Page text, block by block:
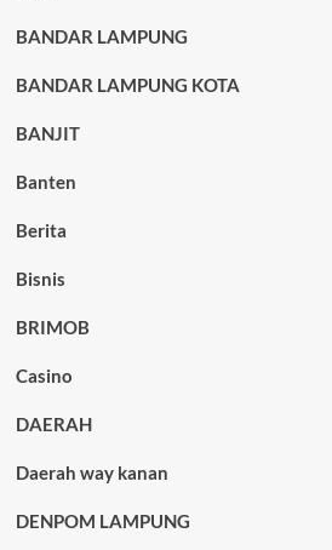
BANDAR LAMPUNG
BANDAR LAMPUNG KOTA
BANJIT
Banten
Berita
Bisnis
BRIMOB
Casino
DAERAH
Daerah way kanan
DENPOM LAMPUNG